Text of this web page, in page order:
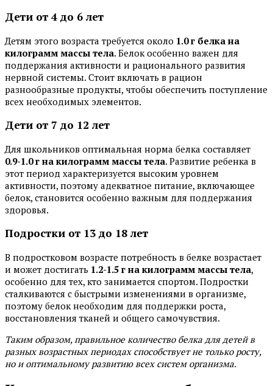
Дети от 4 до 6 лет
Детям этого возраста требуется около 1.0 г белка на
килограмм массы тела. Белок особенно важен для
поддержания активности и рационального развития
нервной системы. Стоит включать в рацион
разнообразные продукты, чтобы обеспечить поступление
всех необходимых элементов.
Дети от 7 до 12 лет
Для школьников оптимальная норма белка составляет
0.9-1.0 г на килограмм массы тела. Развитие ребенка в
этот период характеризуется высоким уровнем
активности, поэтому адекватное питание, включающее
белок, становится особенно важным для поддержания
здоровья.
Подростки от 13 до 18 лет
В подростковом возрасте потребность в белке возрастает
и может достигать 1.2-1.5 г на килограмм массы тела,
особенно для тех, кто занимается спортом. Подростки
сталкиваются с быстрыми изменениями в организме,
поэтому белок необходим для поддержки роста,
восстановления тканей и общего самочувствия.
Таким образом, правильное количество белка для детей в
разных возрастных периодах способствует не только росту,
но и оптимальному развитию всех систем организма.